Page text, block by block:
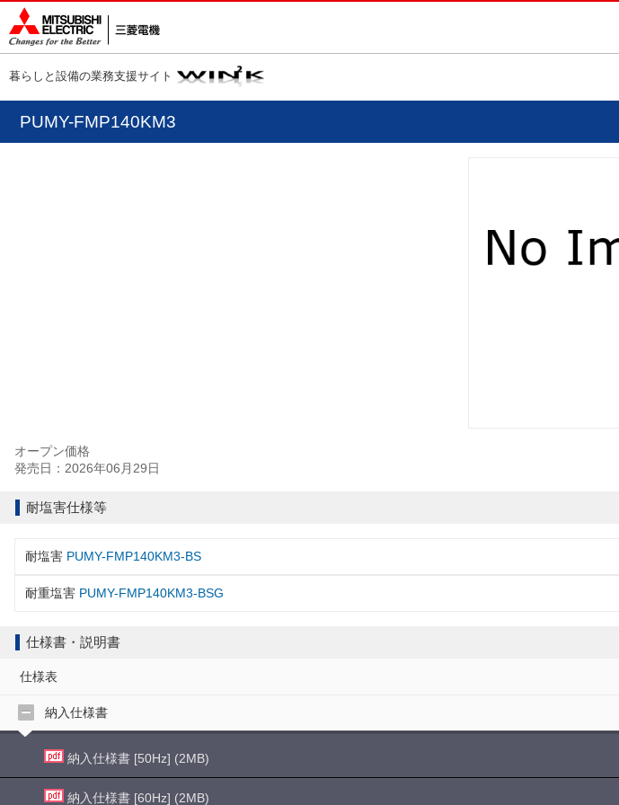
暮らしと設備の業務支援サイト
PUMY-FMP140KM3
オープン価格
発売日：2026年06月29日
耐塩害仕様等
耐塩害 PUMY-FMP140KM3-BS
耐重塩害 PUMY-FMP140KM3-BSG
仕様書・説明書
仕様表
納入仕様書
納入仕様書 [50Hz] (2MB)
納入仕様書 [60Hz] (2MB)